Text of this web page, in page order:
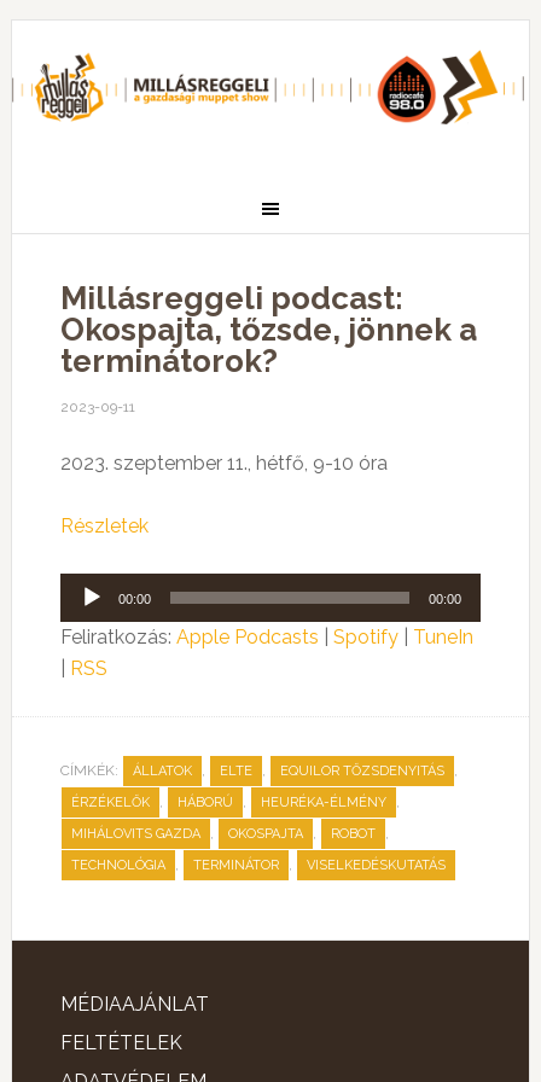
Millásreggeli podcast:
Okospajta, tőzsde, jönnek a
terminátorok?
2023-09-11
2023. szeptember 11., hétfő, 9-10 óra
Részletek
Audió
lejátszó
00:00 00:00
Feliratkozás: Apple Podcasts Spotify| TuneIn
RSS
CÍMKÉK: ÁLLATOK , ELTE , EQUILOR TŐZSDENYITÁS ,
ÉRZÉKELŐK , HÁBORÚ , HEURÉKA-ÉLMÉNY ,
MIHÁLOVITS GAZDA , OKOSPAJTA , ROBOT ,
TECHNOLÓGIA , TERMINÁTOR , VISELKEDÉSKUTATÁS
MÉDIAAJÁNLAT
FELTÉTELEK